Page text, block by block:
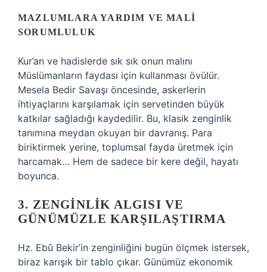
MAZLUMLARA YARDIM VE MALI
SORUMLULUK
Kur’an ve hadislerde sık sık onun malını
Müslümanların faydası için kullanması övülür.
Mesela Bedir Savaşı öncesinde, askerlerin
ihtiyaçlarını karşılamak için servetinden büyük
katkılar sağladığı kaydedilir. Bu, klasik zenginlik
tanımına meydan okuyan bir davranış. Para
biriktirmek yerine, toplumsal fayda üretmek için
harcamak… Hem de sadece bir kere değil, hayatı
boyunca.
3. ZENGINLIK ALGISI VE
GÜNÜMÜZLE KARŞILAŞTIRMA
Hz. Ebû Bekir’in zenginliğini bugün ölçmek istersek,
biraz karışık bir tablo çıkar. Günümüz ekonomik